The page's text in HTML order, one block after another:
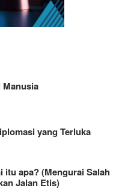
Manusia
yang Terluka
itu apa? (Mengurai Salah
Jalan Etis)